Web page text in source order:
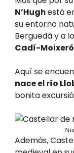
N’Hughestá
su entorno
Berguedà y a
Cadí-
Aquí se
nace el río
bonita
Además,